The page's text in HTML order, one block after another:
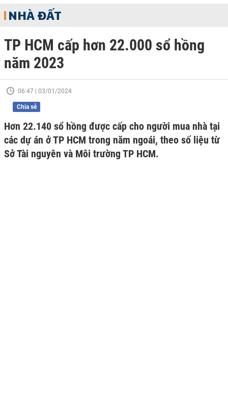
NHÀ ĐẤT
TP HCM cấp hơn 22.000 sổ hồng
năm 2023
06:47 | 03/01/2024
Chia sẻ
Hơn 22.140 sổ hồng được cấp cho người mua nhà tại
các dự án ở TP HCM trong năm ngoái, theo số liệu từ
Sở Tài nguyên và Môi trường TP HCM.